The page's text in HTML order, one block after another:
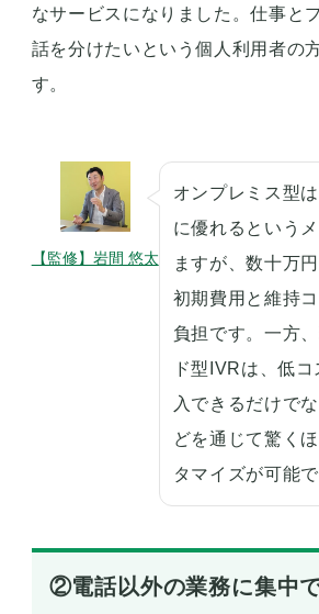
なサービスになりました。仕事と
話を分けたいという個人利用者の
す。
【監修】岩間 悠太
オンプレミス型
に優れるという
ますが、数十万
初期費用と維持
負担です。一方
ド型IVRは、低
入できるだけで
どを通じて驚く
タマイズが可能で
②電話以外の業務に集中